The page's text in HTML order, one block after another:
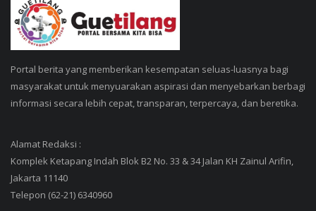
Portal berita yang memberikan kesempatan seluas-luasnya bagi
masyarakat untuk menyuarakan aspirasi dan menyebarkan berbagi
informasi secara lebih cepat, transparan, terpercaya, dan beretika.
Alamat Redaksi :
Komplek Ketapang Indah Blok B2 No. 33 & 34 Jalan KH Zainul Arifin,
Jakarta 11140
Telepon (62-21) 6340960